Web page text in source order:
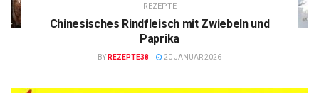
REZEPTE
Chinesisches Rindfleisch mit Zwiebeln und
Paprika
BY REZEPTE38 20 JANUAR 2026